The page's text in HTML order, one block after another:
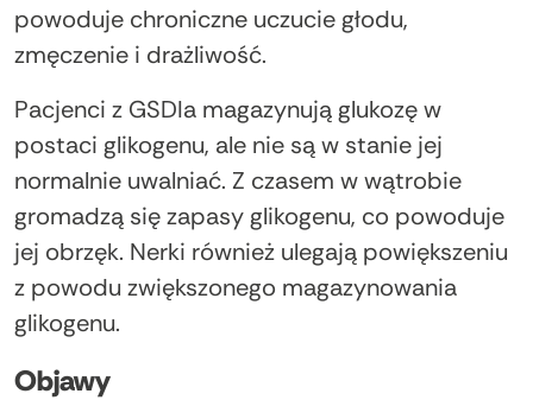
powoduje chroniczne uczucie głodu,
zmęczenie i drażliwość.
Pacjenci z GSDIa magazynują glukozę w
postaci glikogenu, ale nie są w stanie jej
normalnie uwalniać. Z czasem w wątrobie
gromadzą się zapasy glikogenu, co powoduje
jej obrzęk. Nerki również ulegają powiększeniu
z powodu zwiększonego magazynowania
glikogenu.
Objawy